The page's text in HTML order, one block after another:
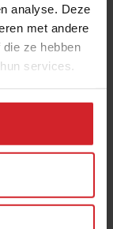
analyse. Deze
met andere
ze hebben
services.
over
en